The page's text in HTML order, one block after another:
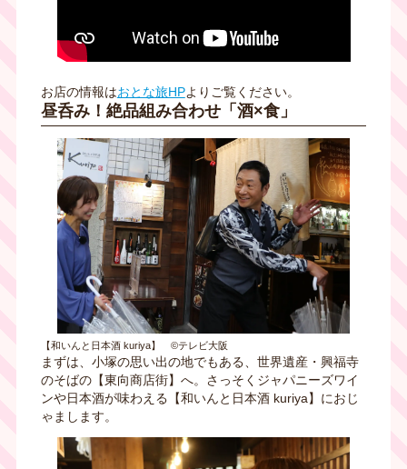
お店の情報はおとな旅HPよりご覧ください。
昼呑み！絶品組み合わせ「酒×食」
【和いんと日本酒 kuriya】 ©テレビ大阪
まずは、小塚の思い出の地でもある、世界遺産・興福寺
のそばの【東向商店街】へ。さっそくジャパニーズワイ
ンや日本酒が味わえる【和いんと日本酒 kuriya】におじ
ゃまします。